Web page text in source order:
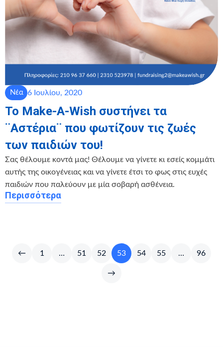
Νέα 6 Ιουλίου, 2020
Το Make-A-Wish συστήνει τα
¨Αστέρια¨ που φωτίζουν τις ζωές
των παιδιών του!
Σας θέλουμε κοντά μας! Θέλουμε να γίνετε κι εσείς κομμάτι
αυτής της οικογένειας και να γίνετε έτσι το φως στις ευχές
παιδιών που παλεύουν με μία σοβαρή ασθένεια.
Περισσότερα
← 1 … 51 52 53 54 55 … 96
→